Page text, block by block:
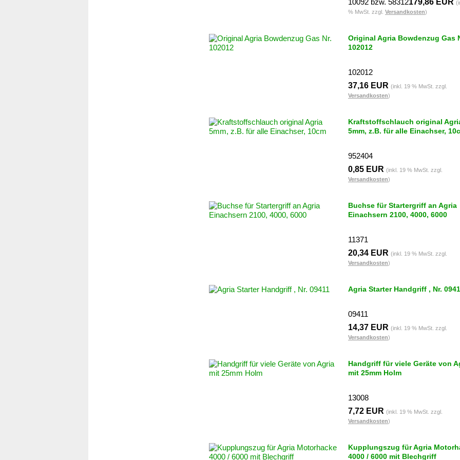
10092 bzw. 58312179,86 EUR
% MwSt. zzgl. Versandkosten)
Original Agria Bowdenzug Gas
102012
102012
37,16 EUR (inkl. 19 % MwSt. zzgl.
Versandkosten)
Kraftstoffschlauch original
5mm, z.B. für alle Einachser,
952404
0,85 EUR (inkl. 19 % MwSt. zzgl.
Versandkosten)
Buchse für Startergriff an Agria
Einachsern 2100, 4000, 6000
11371
20,34 EUR (inkl. 19 % MwSt. zzgl.
Versandkosten)
Agria Starter Handgriff , Nr.
09411
14,37 EUR (inkl. 19 % MwSt. zzgl.
Versandkosten)
Handgriff für viele Geräte von
mit 25mm Holm
13008
7,72 EUR (inkl. 19 % MwSt. zzgl.
Versandkosten)
Kupplungszug für Agria
4000 / 6000 mit Blechgriff